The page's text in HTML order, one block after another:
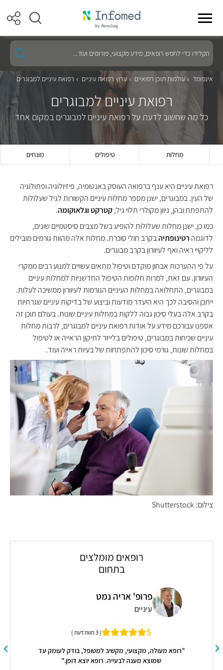
הקלידו
כדי
לחפש
רופאים,
מידע
פורומים
ועוד...
אינפומד עולמות תוכן רפואיים ערוץ רפואת עיניים רפואת עיניים למבוגרים
רפואת עיניים למבוגרים
כל מה שחשוב לדעת על רפואת עיניים למבוגרים במקום אחד
מחלות טיפולים מונחים
רפואת עיניים היא ענף ברפואה העוסק באנטומיה, פיזיולוגיה ופתולוגיה
של העין. במבוגרים, ישנן מספר מחלות עיניים הקשורות לגיל שעלולות
להתפתח ובהן, ניוון מקולרי תלוי גיל,קטרקטוגלאוקומה.
כמו כן, ישנן מחלות שעלולות להופיע בשל מצבים סיסטמיים שונים,
לדוגמה רטינופתיהבקרב חולי סוכרת. מחלות אלה מהוות גורמים מובילים
לליקויי ראיה ואף לעיוורון בקרב מבוגרים.
על פי ההערכות אבחון מוקדם וטיפול מתאים עשויים למנוע רבים ממקרי
העיוורון. עם זאת, למרות חלופות הטיפול החדשניות למחלות עיניים
במבוגרים, התחלואה במחלות העיניים הגורמות לעיוורון ממשיכה לעלות.
ייתכן והסיבה לכך היא היעדר מודעות וביצוע של בדיקות עיניים שגרתיות
בקרב אלה בעלי סיכון גבוה ללקות במחלות עיניים שונות. בעולם תוכן זה
אספנו עבורכם מידע על אודות רפואת עיניים למבוגרים, לרבות מחלות
עיניים שכיחות במבוגרים, טיפולים בלייזר לתיקון הראייה או לטיפול
במחלות שונות, גורמי סיכון להתפתחות של בעיות ראייה ועוד.
צילום: Shutterstock
רופאים מומלצים
בתחום
עד
פרופ' ניר סורקין
עיניים
5 ( 7 חוות דעת )